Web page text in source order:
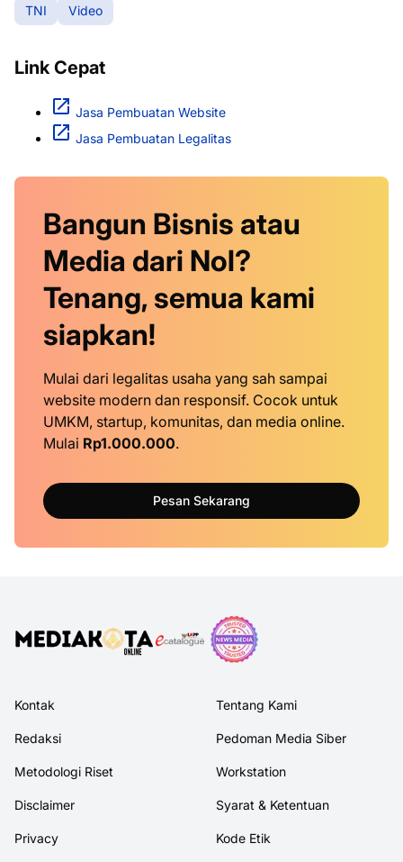
TNI
Video
Link Cepat
Jasa Pembuatan Website
Jasa Pembuatan Legalitas
Bangun Bisnis atau
Media dari Nol?
Tenang, semua kami
siapkan!
Mulai dari legalitas usaha yang sah sampai
website modern dan responsif. Cocok untuk
UMKM, startup, komunitas, dan media online.
Mulai Rp1.000.000.
Pesan Sekarang
Kontak Tentang Kami
Redaksi Pedoman Media Siber
Metodologi Riset Workstation
Disclaimer Syarat & Ketentuan
Privacy Kode Etik